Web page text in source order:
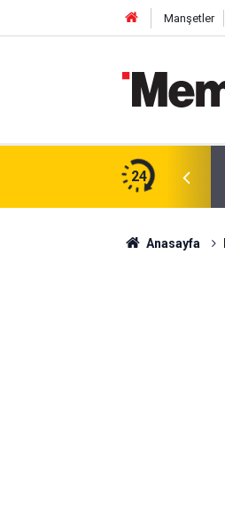
Manşetler
24
Cuma Çıkışı Soğuk Karpuz
Anasayfa